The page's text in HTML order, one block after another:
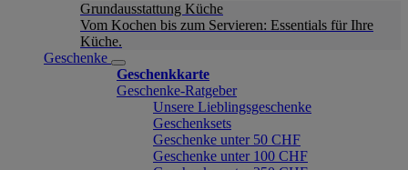
Grundausstattung Küche
Vom Kochen bis zum Servieren: Essentials für Ihre
Küche.
Geschenke
Geschenkkarte
Geschenke-Ratgeber
Unsere Lieblingsgeschenke
Geschenksets
Geschenke unter 50 CHF
Geschenke unter 100 CHF